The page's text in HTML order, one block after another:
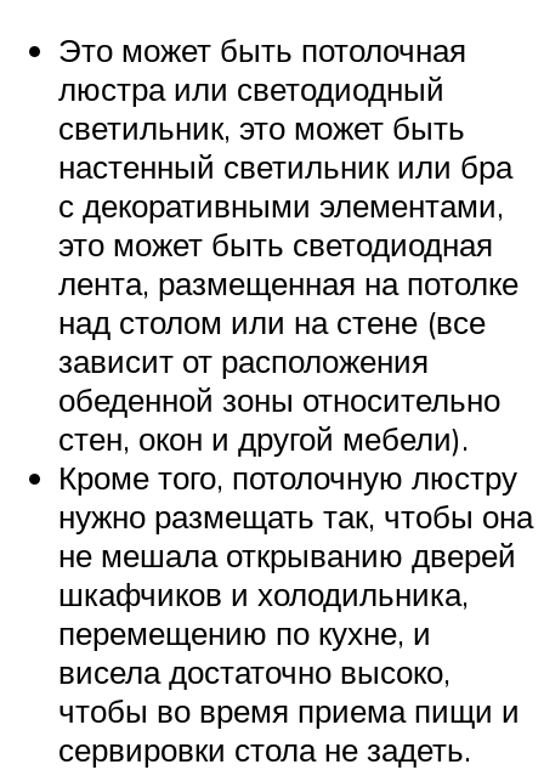
Это может быть потолочная
люстра или светодиодный
светильник, это может быть
настенный светильник или бра
с декоративными элементами,
это может быть светодиодная
лента, размещенная на потолке
над столом или на стене (все
зависит от расположения
обеденной зоны относительно
стен, окон и другой мебели).
Кроме того, потолочную люстру
нужно размещать так, чтобы она
не мешала открыванию дверей
шкафчиков и холодильника,
перемещению по кухне, и
висела достаточно высоко,
чтобы во время приема пищи и
сервировки стола не задеть.